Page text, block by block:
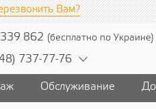
Вам?
339 862 (бесплатно по Украине)
8) 737-7 7-76
Обслуживание